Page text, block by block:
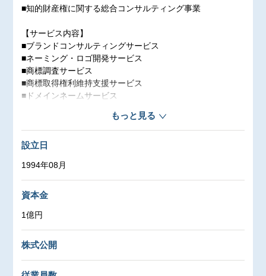
■知的財産権に関する総合コンサルティング事業
【サービス内容】
■ブランドコンサルティングサービス
■ネーミング・ロゴ開発サービス
■商標調査サービス
■商標取得権利維持支援サービス
■ドメインネームサービス
■知的財産権侵害対応サービス
【マークアイのメイン業務とは】
する日本企業(お客様）と現地代理人（海外の弁護士・弁理
士）の間に立ち、商標権やドメインネームに関する専門知
識を生かし、お客様の支援を行っています。
もっと見る
設立日
1994年08月
資本金
1億円
株式公開